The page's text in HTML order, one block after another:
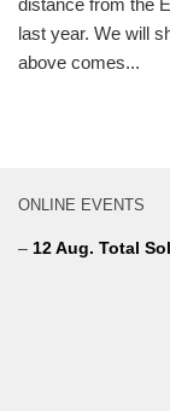
last year. We will
above comes...
ONLINE EVENTS
– 12 Aug. Total